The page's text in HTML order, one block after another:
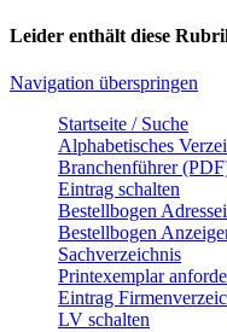
Leider enthält diese
Navigation überspringen
Startseite / Suche
Alphabetisches
Branchenführer
Eintrag schalten
Bestellbogen
Bestellbogen
Sachverzeichnis
Printexemplar
Eintrag
LV schalten